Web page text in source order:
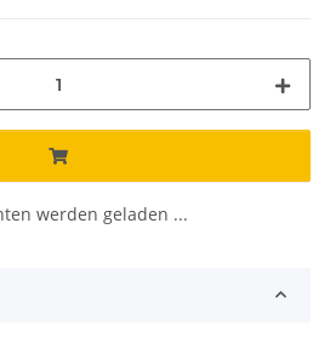
werden geladen ...